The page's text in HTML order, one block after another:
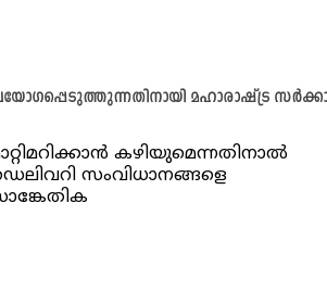
മഹാരാഷ്ട്ര
കഴിയുമെന്നതിനാൽ
സംവിധാനങ്ങളെ